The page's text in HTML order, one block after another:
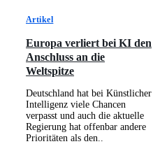
Artikel
Europa verliert bei KI den
Anschluss an die
Weltspitze
Deutschland hat bei Künstlicher
Intelligenz viele Chancen
verpasst und auch die aktuelle
Regierung hat offenbar andere
Prioritäten als den..